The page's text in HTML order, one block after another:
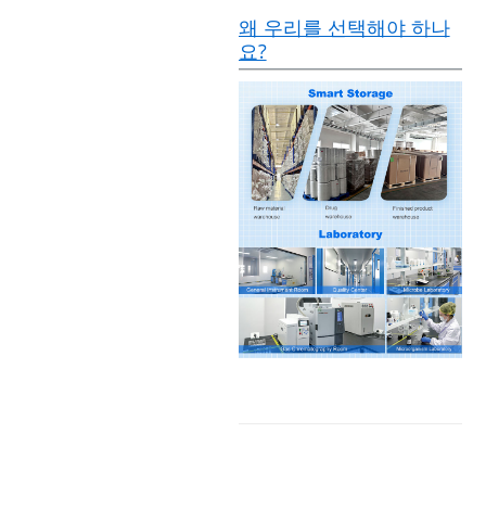
왜 우리를 선택해야 하나
요?